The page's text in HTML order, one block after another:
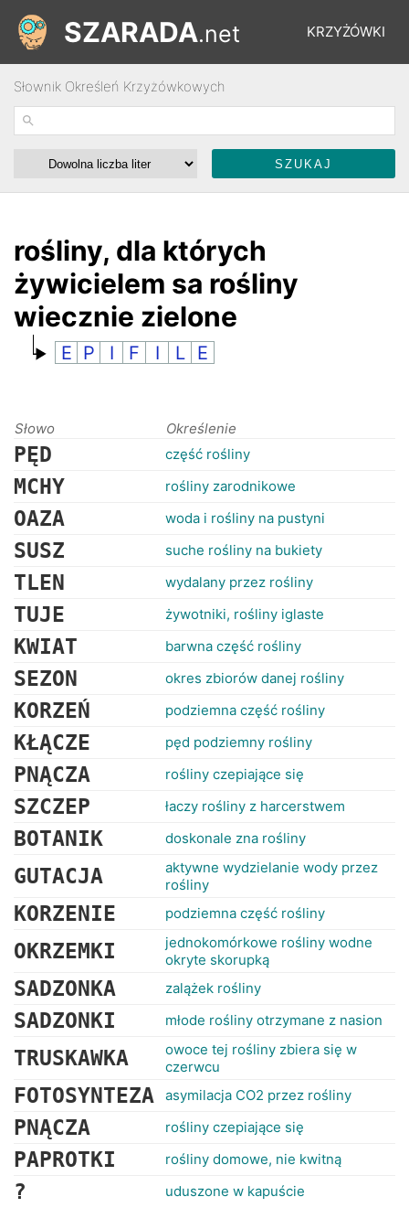
KRZYŻÓWKI
ŁAMIGŁÓWKI
SZARADA.net
Słownik Określeń Krzyżówkowych
rośliny, dla których
żywicielem sa rośliny
wiecznie zielone
E P I F I L E
Słowo Określenie
PĘD część rośliny
MCHY rośliny zarodnikowe
OAZA woda i rośliny na pustyni
SUSZ suche rośliny na bukiety
TLEN wydalany przez rośliny
TUJE żywotniki, rośliny iglaste
KWIAT barwna część rośliny
SEZON okres zbiorów danej rośliny
KORZEŃ podziemna część rośliny
KŁĄCZE pęd podziemny rośliny
PNĄCZA rośliny czepiające się
SZCZEP łaczy rośliny z harcerstwem
BOTANIK doskonale zna rośliny
GUTACJA
aktywne wydzielanie wody przez
rośliny
KORZENIE podziemna część rośliny
OKRZEMKI
jednokomórkowe rośliny wodne
okryte skorupką
SADZONKA zalążek rośliny
SADZONKI młode rośliny otrzymane z nasion
TRUSKAWKA
owoce tej rośliny zbiera się w
czerwcu
FOTOSYNTEZA asymilacja CO2 przez rośliny
PNĄCZA rośliny czepiające się
PAPROTKI rośliny domowe, nie kwitną
? uduszone w kapuście